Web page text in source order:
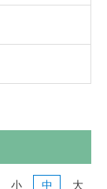
小 中 大